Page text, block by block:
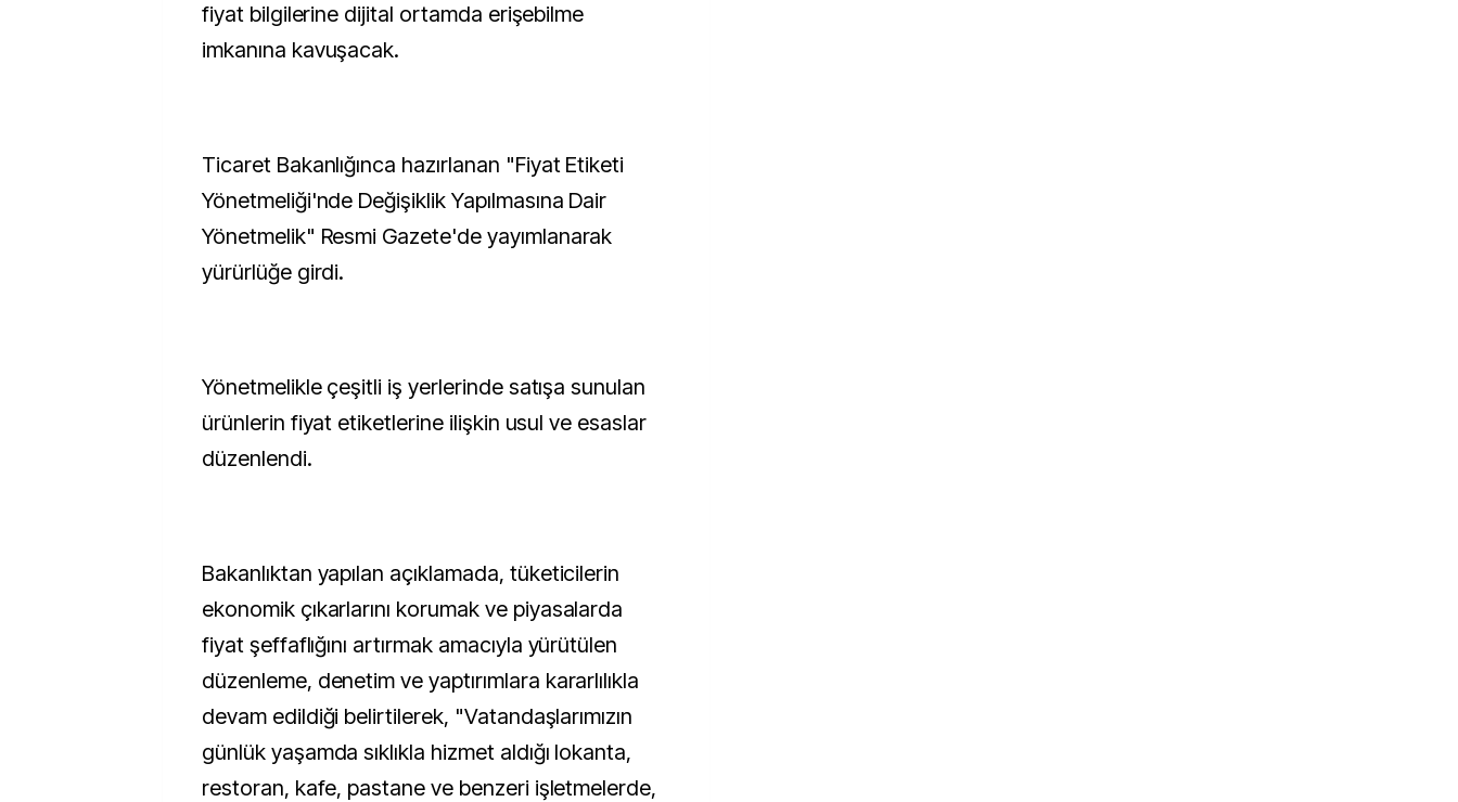
fiyat bilgilerine dijital ortamda erişebilme
imkanına kavuşacak.
Ticaret Bakanlığınca hazırlanan "Fiyat Etiketi
Yönetmeliği'nde Değişiklik Yapılmasına Dair
Yönetmelik" Resmi Gazete'de yayımlanarak
yürürlüğe girdi.
Yönetmelikle çeşitli iş yerlerinde satışa sunulan
ürünlerin fiyat etiketlerine ilişkin usul ve esaslar
düzenlendi.
Bakanlıktan yapılan açıklamada, tüketicilerin
ekonomik çıkarlarını korumak ve piyasalarda
fiyat şeffaflığını artırmak amacıyla yürütülen
düzenleme, denetim ve yaptırımlara kararlılıkla
devam edildiği belirtilerek, "Vatandaşlarımızın
günlük yaşamda sıklıkla hizmet aldığı lokanta,
restoran, kafe, pastane ve benzeri işletmelerde,